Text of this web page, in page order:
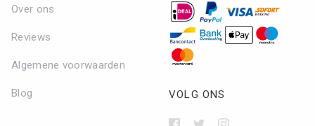
Over ons
Reviews
Algemene voorwaarden
Blog VOLG ONS